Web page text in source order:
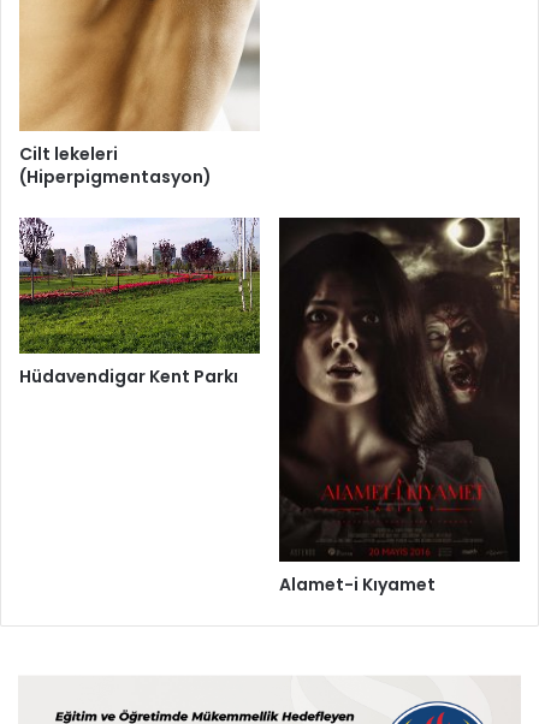
Cilt lekeleri
(Hiperpigmentasyon)
Hüdavendigar Kent Parkı
Alamet-i Kıyamet